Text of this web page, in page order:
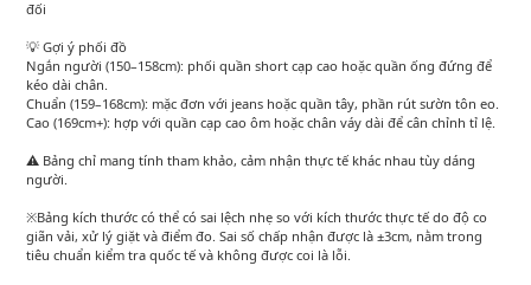
đối
💡 Gợi ý phối đồ
Ngắn người (150–158cm): phối quần short cạp cao hoặc quần ống đứng để
kéo dài chân.
Chuẩn (159–168cm): mặc đơn với jeans hoặc quần tây, phần rút sườn tôn eo.
Cao (169cm+): hợp với quần cạp cao ôm hoặc chân váy dài để cân chỉnh tỉ lệ.
⚠️ Bảng chỉ mang tính tham khảo, cảm nhận thực tế khác nhau tùy dáng
người.
※Bảng kích thước có thể có sai lệch nhẹ so với kích thước thực tế do độ co
giãn vải, xử lý giặt và điểm đo. Sai số chấp nhận được là ±3cm, nằm trong
tiêu chuẩn kiểm tra quốc tế và không được coi là lỗi.